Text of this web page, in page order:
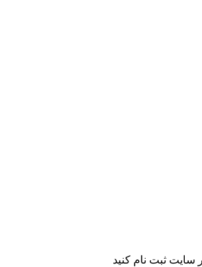
ثبت نام کنید